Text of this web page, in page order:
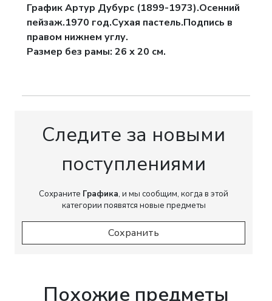
График Артур Дубурс (1899-1973).Осенний
пейзаж.1970 год.Сухая пастель.Подпись в
правом нижнем углу.
Размер без рамы: 26 х 20 см.
Следите за новыми
поступлениями
Сохраните Графика, и мы сообщим, когда в этой
категории появятся новые предметы
Сохранить
Похожие предметы